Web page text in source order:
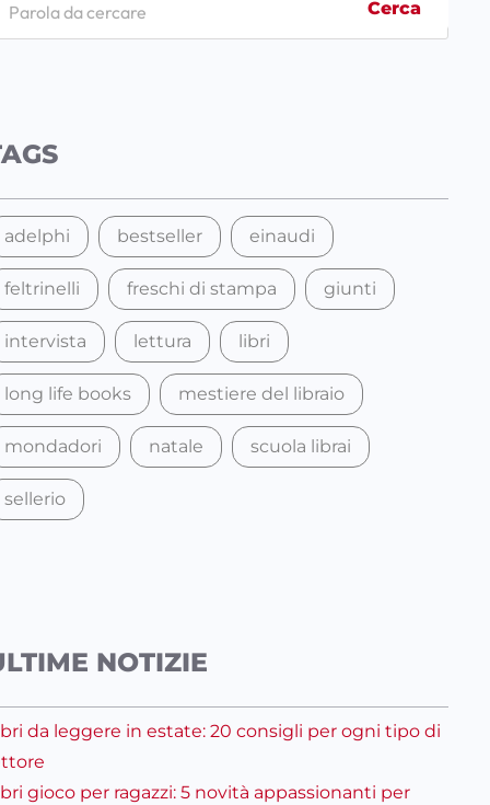
Cerca
adelphi bestseller einaudi
feltrinelli freschi di stampa giunti
intervista lettura libri
long life books mestiere del libraio
mondadori natale scuola librai
sellerio
NOTIZIE
da leggere in estate: 20 consigli per ogni tipo di
gioco per ragazzi: 5 novità appassionanti per